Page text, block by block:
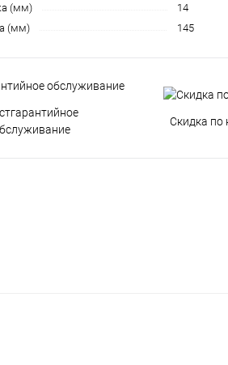
(мм)
14
(мм)
145
Скидка по